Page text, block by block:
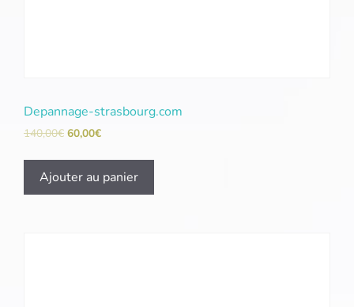
Depannage-strasbourg.com
140,00€ 60,00€
Ajouter au panier